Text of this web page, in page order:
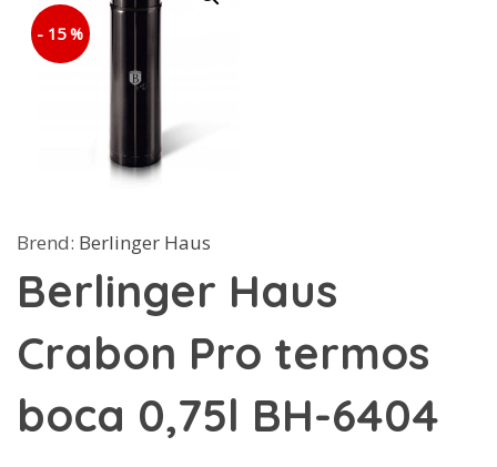
- 15 %
Brend: Berlinger Haus
Berlinger Haus
Crabon Pro termos
boca 0,75l BH-6404